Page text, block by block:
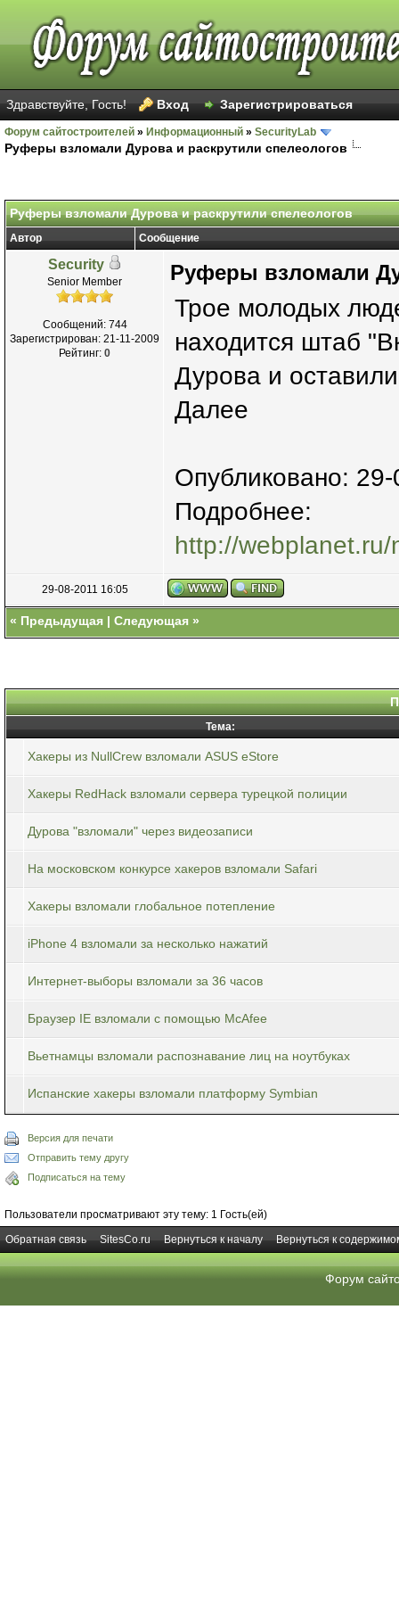
Здравствуйте, Гость! Вход Зарегистрироваться
Форум сайтостроителей » Информационный » SecurityLab
Руферы взломали Дурова и раскрутили спелеологов
Руферы взломали Дурова и раскрутили спелеологов
Автор Сообщение
Security
Senior Member
Сообщений: 744
Зарегистрирован: 21-11-2009
Рейтинг: 0
Руферы взломали
Трое молодых
находится штаб
Дурова и
Далее
Опубликовано:
Подробнее:
http://
29-08-2011 16:05
« Предыдущая | Следующая »
Тема:
Хакеры из NullCrew взломали ASUS eStore
Хакеры RedHack взломали сервера турецкой полиции
Дурова "взломали" через видеозаписи
На московском конкурсе хакеров взломали Safari
Хакеры взломали глобальное потепление
iPhone 4 взломали за несколько нажатий
Интернет-выборы взломали за 36 часов
Браузер IE взломали с помощью McAfee
Вьетнамцы взломали распознавание лиц на ноутбуках
Испанские хакеры взломали платформу Symbian
Версия для печати
Отправить тему другу
Подписаться на тему
Пользователи просматривают эту тему: 1 Гость(ей)
Обратная связь
SitesCo.ru Вернуться к началу Вернуться к
Форум